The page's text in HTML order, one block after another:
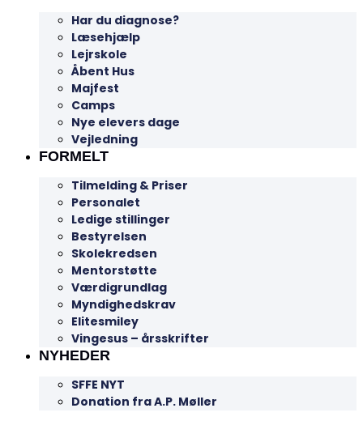
Har du diagnose?
Læsehjælp
Lejrskole
Åbent Hus
Majfest
Camps
Nye elevers dage
Vejledning
FORMELT
Tilmelding & Priser
Personalet
Ledige stillinger
Bestyrelsen
Skolekredsen
Mentorstøtte
Værdigrundlag
Myndighedskrav
Elitesmiley
Vingesus – årsskrifter
NYHEDER
SFFE NYT
Donation fra A.P. Møller